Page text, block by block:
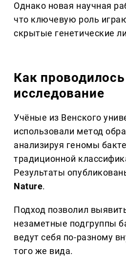
Однако новая научная
что ключевую роль
скрытые генетические
Как проводилось
исследование
Учёные из Венского
использовали метод
анализируя геномы
традиционной
Результаты
Nature.
Подход позволил
незаметные подгруппы
ведут себя по-разному
того же вида.